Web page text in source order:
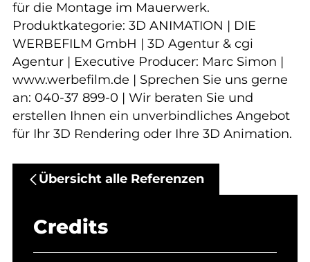
für die Montage im Mauerwerk.
Produktkategorie: 3D ANIMATION | DIE
WERBEFILM GmbH | 3D Agentur & cgi
Agentur | Executive Producer: Marc Simon |
www.werbefilm.de | Sprechen Sie uns gerne
an: 040-37 899-0 | Wir beraten Sie und
erstellen Ihnen ein unverbindliches Angebot
für Ihr 3D Rendering oder Ihre 3D Animation.
Übersicht alle Referenzen
Credits